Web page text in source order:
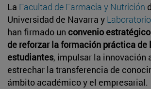
La Facultad de Farmacia y Nutrición
Universidad de Navarra y
han firmado un convenio
de reforzar la formación práctica de
estudiantes, impulsar la innovación
estrechar la transferencia de
ámbito académico y el empresarial.